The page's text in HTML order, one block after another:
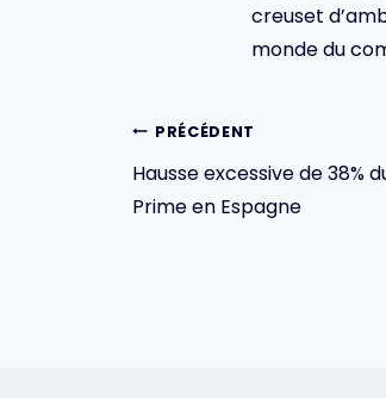
creuset
monde du
Navigation
de
PRÉCÉDENT
Hausse excessive de 38%
Prime en Espagne